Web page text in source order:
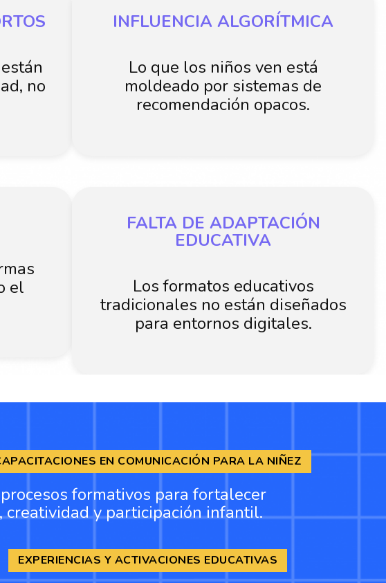
no
INFLUENCIA ALGORÍTMICA
Lo que los niños ven está
moldeado por sistemas de
recomendación opacos.
el
FALTA DE ADAPTACIÓN
EDUCATIVA
Los formatos educativos
tradicionales no están diseñados
para entornos digitales.
EN COMUNICACIÓN PARA LA NIÑEZ
formativos para fortalecer
creatividad y participación infantil.
EXPERIENCIAS Y ACTIVACIONES EDUCATIVAS